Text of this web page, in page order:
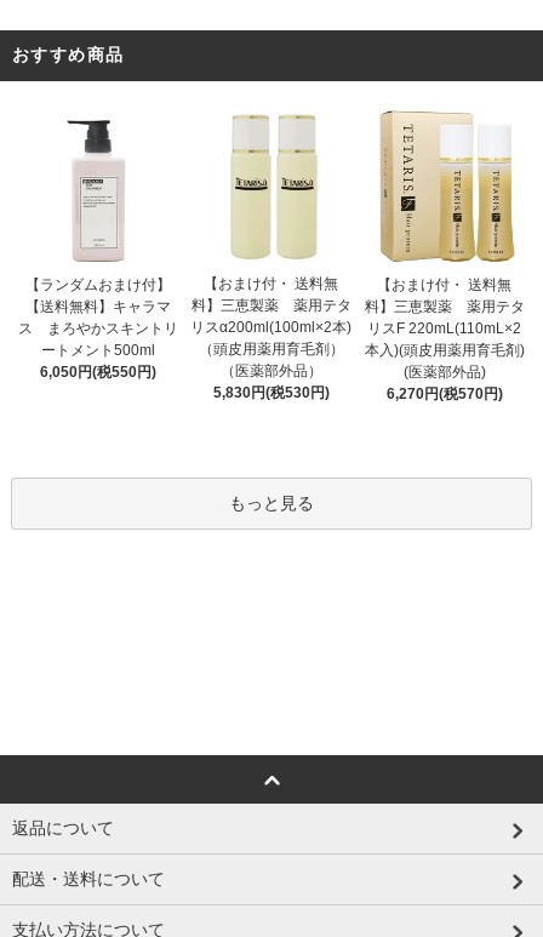
おすすめ商品
【ランダムおまけ付】
【送料無料】キャラマ
ス まろやかスキントリ
ートメント500ml
6,050円(税550円)
【おまけ付・ 送料無
料】三恵製薬 薬用テタ
リスα200ml(100ml×2本)
（頭皮用薬用育毛剤）
（医薬部外品）
5,830円(税530円)
【おまけ付・ 送料無
料】三恵製薬 薬用テタ
リスF 220mL(110mL×2
本入)(頭皮用薬用育毛剤)
(医薬部外品)
6,270円(税570円)
もっと見る
返品について
配送・送料について
支払い方法について